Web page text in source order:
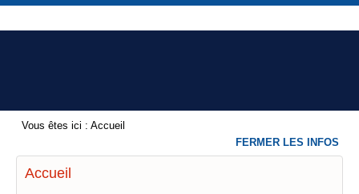
Vous êtes ici : Accueil
Accueil
FERMER LES INFOS